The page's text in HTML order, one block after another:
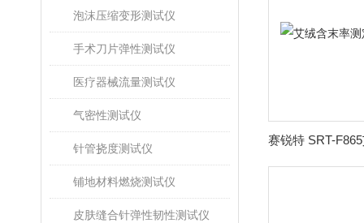
泡沫压缩变形测试仪
手术刀片弹性测试仪
医疗器械流量测试仪
气密性测试仪
针管挠度测试仪
铺地材料燃烧测试仪
皮肤缝合针弹性韧性测试仪